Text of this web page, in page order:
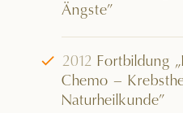
Ängste”
√ 2012 Fortbildung
Chemo –
Naturheilkunde”